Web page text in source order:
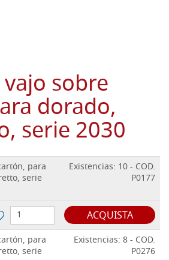
sobre
dorado,
serie 2030
para
serie
Existencias: 10 - COD.
P0177
ACQUISTA
para
serie
Existencias: 8 - COD.
P0276